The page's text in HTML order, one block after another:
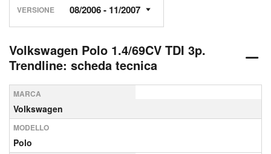
VERSIONE
Volkswagen Polo 1.4/69CV TDI 3p.
Trendline: scheda tecnica
MARCA
Volkswagen
MODELLO
Polo